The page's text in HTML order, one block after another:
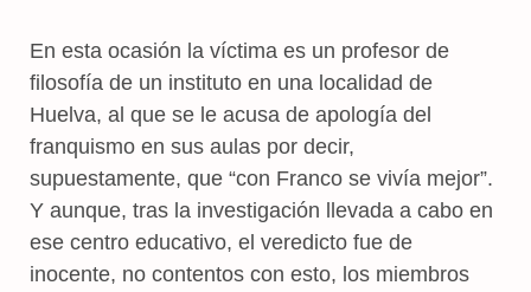
En esta ocasión la víctima es un profesor de
filosofía de un instituto en una localidad de
Huelva, al que se le acusa de apología del
franquismo en sus aulas por decir,
supuestamente, que “con Franco se vivía mejor”.
Y aunque, tras la investigación llevada a cabo en
ese centro educativo, el veredicto fue de
inocente, no contentos con esto, los miembros